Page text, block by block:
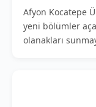
Afyon Kocatepe
yeni bölümler
olanakları